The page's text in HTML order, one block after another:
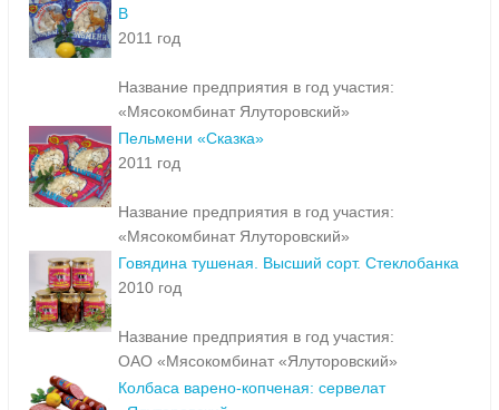
В
2011 год
Название предприятия в год участия:
«Мясокомбинат Ялуторовский»
Пельмени «Сказка»
2011 год
Название предприятия в год участия:
«Мясокомбинат Ялуторовский»
Говядина тушеная. Высший сорт. Стеклобанка
2010 год
Название предприятия в год участия:
ОАО «Мясокомбинат «Ялуторовский»
Колбаса варено-копченая: сервелат